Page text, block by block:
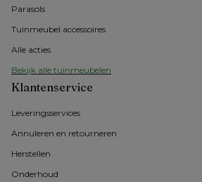
Parasols
Tuinmeubel accessoires
Alle acties
Bekijk alle tuinmeubelen
Klantenservice
Leveringsservices
Annuleren en retourneren
Herstellen
Onderhoud